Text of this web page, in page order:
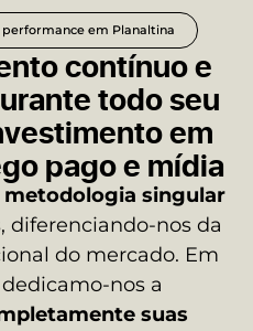
em Planaltina
contínuo e
todo seu
em
pago e mídia
metodologia singular
diferenciando-nos da
do mercado. Em
nos a
suas